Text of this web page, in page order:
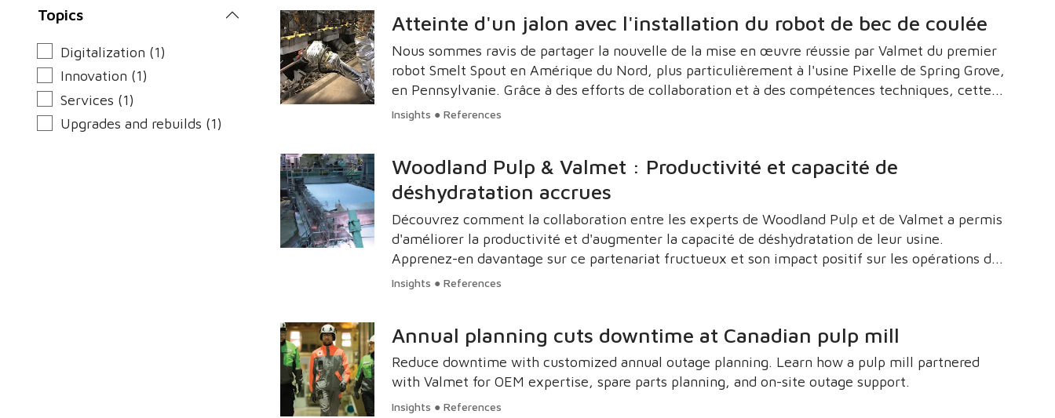
Topics
Digitalization (1)
Innovation (1)
Services (1)
Upgrades and rebuilds (1)
Atteinte d'un jalon avec l'installation du robot de bec de coulée
Nous sommes ravis de partager la nouvelle de la mise en œuvre réussie par Valmet du premier
robot Smelt Spout en Amérique du Nord, plus particulièrement à l'usine Pixelle de Spring Grove,
en Pennsylvanie. Grâce à des efforts de collaboration et à des compétences techniques, cette
solution robotique innovante permet à Pixelle de nettoyer efficacement plusieurs ports sans
Insights ● References
Woodland Pulp & Valmet : Productivité et capacité de
déshydratation accrues
Découvrez comment la collaboration entre les experts de Woodland Pulp et de Valmet a permis
d'améliorer la productivité et d'augmenter la capacité de déshydratation de leur usine.
Apprenez-en davantage sur ce partenariat fructueux et son impact positif sur les opérations de
l'usine.
Insights ● References
Annual planning cuts downtime at Canadian pulp mill
Reduce downtime with customized annual outage planning. Learn how a pulp mill partnered
with Valmet for OEM expertise, spare parts planning, and on-site outage support.
Insights ● References